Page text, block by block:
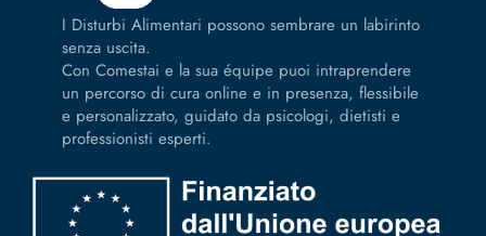
I Disturbi Alimentari possono sembrare un labirinto
senza uscita.
Con Comestai e la sua équipe puoi intraprendere
un percorso di cura online e in presenza, flessibile
e personalizzato, guidato da psicologi, dietisti e
professionisti esperti.